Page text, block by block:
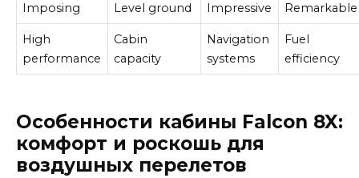
Imposing Level ground Impressive Remarkable
High
performance
Cabin
capacity
Navigation
systems
Fuel
efficiency
Особенности кабины Falcon 8X:
комфорт и роскошь для
воздушных перелетов